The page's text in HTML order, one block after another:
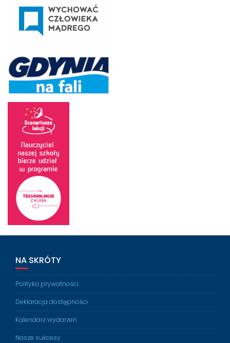
NA SKRÓTY
Polityka prywatności
Deklaracja dostępności
Kalendarz wydarzeń
Nasze sukcesy